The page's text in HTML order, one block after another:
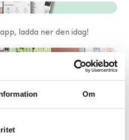
Om
ladda ner den idag!
Esplanad
för Elins Esplanad.
sina högsta nivåer